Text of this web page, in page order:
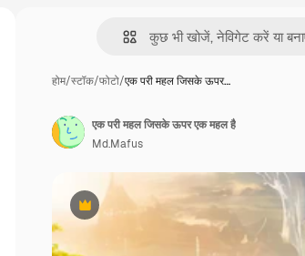
होम/स्टॉक/फोटो/एक परी महल जिसके ऊपर…
Premium
एक परी महल जिसके ऊपर एक महल है
Md.Mafus